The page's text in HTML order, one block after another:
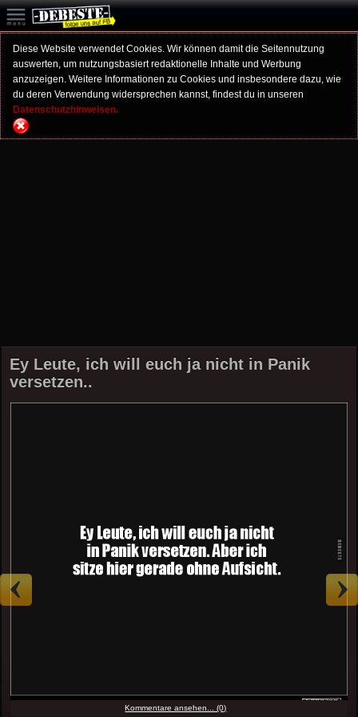
Diese Website verwendet Cookies. Wir können damit die Seitennutzung
auswerten, um nutzungsbasiert redaktionelle Inhalte und Werbung
anzuzeigen. Weitere Informationen zu Cookies und insbesondere dazu, wie
du deren Verwendung widersprechen kannst, findest du in unseren
Datenschutzhinweisen.
Ey Leute, ich will euch ja nicht in Panik
versetzen..
Kommentare ansehen... (0)